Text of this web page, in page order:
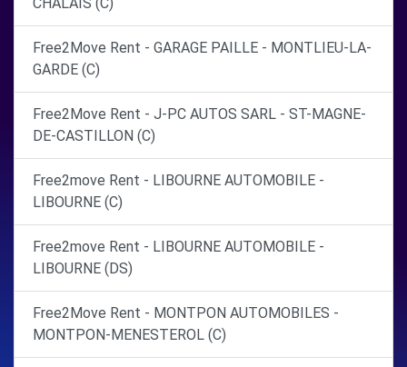
Free2Move Rent - GARAGE PAILLE - MONTLIEU-LA-
GARDE (C)
Free2Move Rent - J-PC AUTOS SARL - ST-MAGNE-
DE-CASTILLON (C)
Free2move Rent - LIBOURNE AUTOMOBILE -
LIBOURNE (C)
Free2move Rent - LIBOURNE AUTOMOBILE -
LIBOURNE (DS)
Free2Move Rent - MONTPON AUTOMOBILES -
MONTPON-MENESTEROL (C)